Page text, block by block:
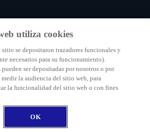
utiliza cookies
sitio se depositaron trazadores funcionales y
necesarios para su funcionamiento).
ser depositadas por nosotros o por
medir la audiencia del sitio web, para
la funcionalidad del sitio web o con fines
OK